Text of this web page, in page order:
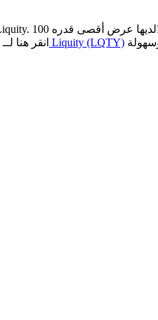
انقر هنا لــ كيفية شراء Liquity (LQTY)